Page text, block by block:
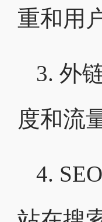
重和用
3. 外
度和流
4.